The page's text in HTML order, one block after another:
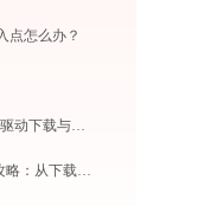
点怎么办？
惠普Color LaserJet 3000n打印机驱动下载与安装指南：一步步教您操作
奔图M6506打印机驱动安装全攻略：从下载到安装完全教程